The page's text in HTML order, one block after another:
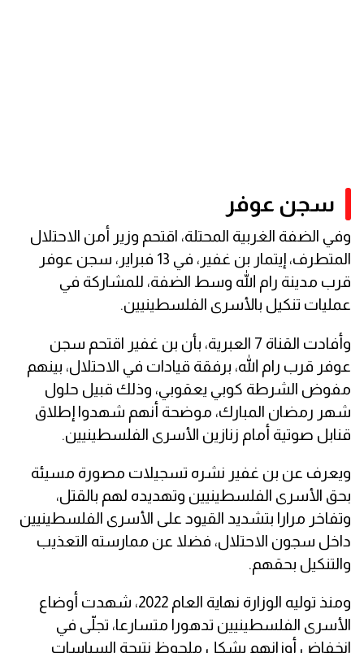
سجن عوفر
وفي الضفة الغربية المحتلة، اقتحم وزير أمن الاحتلال
المتطرف، إيتمار بن غفير، في 13 فبراير، سجن عوفر
قرب مدينة رام الله وسط الضفة، للمشاركة في
عمليات تنكيل بالأسرى الفلسطينيين.
وأفادت القناة 7 العبرية، بأن بن غفير اقتحم سجن
عوفر قرب رام الله، برفقة قيادات في الاحتلال، بينهم
مفوض الشرطة كوبي يعقوبي، وذلك قبيل حلول
شهر رمضان المبارك، موضحة أنهم شهدوا إطلاق
قنابل صوتية أمام زنازين الأسرى الفلسطينيين.
ويعرف عن بن غفير نشره تسجيلات مصورة مسيئة
بحق الأسرى الفلسطينيين وتهديده لهم بالقتل،
وتفاخر مرارا بتشديد القيود على الأسرى الفلسطينيين
داخل سجون الاحتلال، فضلا عن ممارسته التعذيب
والتنكيل بحقهم.
ومنذ توليه الوزارة نهاية العام 2022، شهدت أوضاع
الأسرى الفلسطينيين تدهورا متسارعا، تجلّى في
انخفاض أوزانهم بشكل ملحوظ نتيجة السياسات